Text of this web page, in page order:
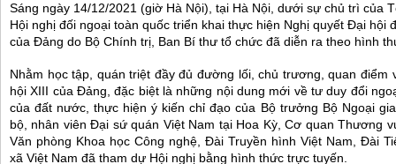
Sáng ngày 14/12/2021 (giờ Hà Nội), tại Hà Nội, dưới sự chủ trì của
Hội nghị đối ngoại toàn quốc triển khai thực hiện Nghị quyết Đại hội
của Đảng do Bộ Chính trị, Ban Bí thư tổ chức đã diễn ra theo hình
Nhằm học tập, quán triệt đầy đủ đường lối, chủ trương, quan điểm
hội XIII của Đảng, đặc biệt là những nội dung mới về tư duy đổi
của đất nước, thực hiện ý kiến chỉ đạo của Bộ trưởng Bộ Ngoại
bộ, nhân viên Đại sứ quán Việt Nam tại Hoa Kỳ, Cơ quan Thương
Văn phòng Khoa học Công nghệ, Đài Truyền hình Việt Nam, Đài
xã Việt Nam đã tham dự Hội nghị bằng hình thức trực tuyến.